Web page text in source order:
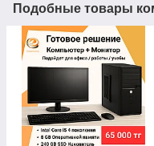
Подобные товары